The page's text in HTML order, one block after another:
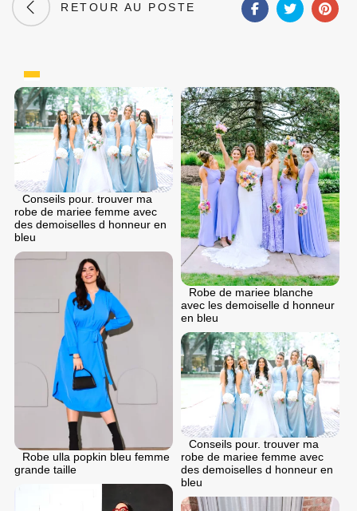
RETOUR AU POSTE
Conseils pour. trouver ma
robe de mariee femme avec
des demoiselles d honneur en
bleu
Robe de mariee blanche
avec les demoiselle d honneur
en bleu
Robe ulla popkin bleu femme
grande taille
Conseils pour. trouver ma
robe de mariee femme avec
des demoiselles d honneur en
bleu